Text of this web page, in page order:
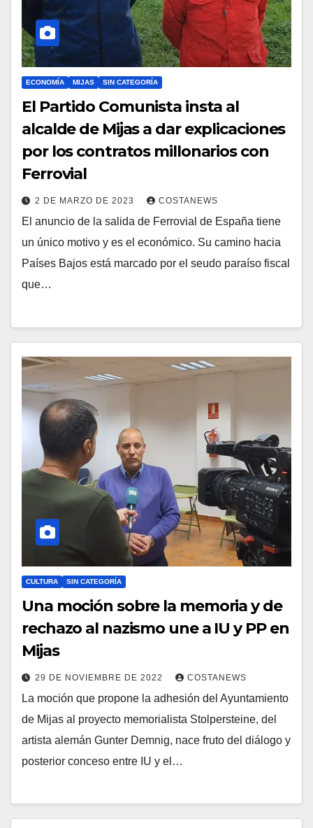
ECONOMÍA MIJAS SIN CATEGORÍA
El Partido Comunista insta al
alcalde de Mijas a dar explicaciones
por los contratos millonarios con
Ferrovial
2 DE MARZO DE 2023 COSTANEWS
El anuncio de la salida de Ferrovial de España tiene
un único motivo y es el económico. Su camino hacia
Países Bajos está marcado por el seudo paraíso fiscal
que…
CULTURA SIN CATEGORÍA
Una moción sobre la memoria y de
rechazo al nazismo une a IU y PP en
Mijas
29 DE NOVIEMBRE DE 2022 COSTANEWS
La moción que propone la adhesión del Ayuntamiento
de Mijas al proyecto memorialista Stolpersteine, del
artista alemán Gunter Demnig, nace fruto del diálogo y
posterior conceso entre IU y el…